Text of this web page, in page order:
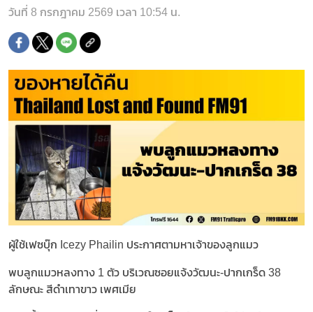
วันที่ 8 กรกฎาคม 2569 เวลา 10:54 น.
ผู้ใช้เฟซบุ๊ก Icezy Phailin ประกาศตามหาเจ้าของลูกแมว
พบลูกแมวหลงทาง 1 ตัว บริเวณซอยแจ้งวัฒนะ-ปากเกร็ด 38
ลักษณะ สีดำเทาขาว เพศเมีย